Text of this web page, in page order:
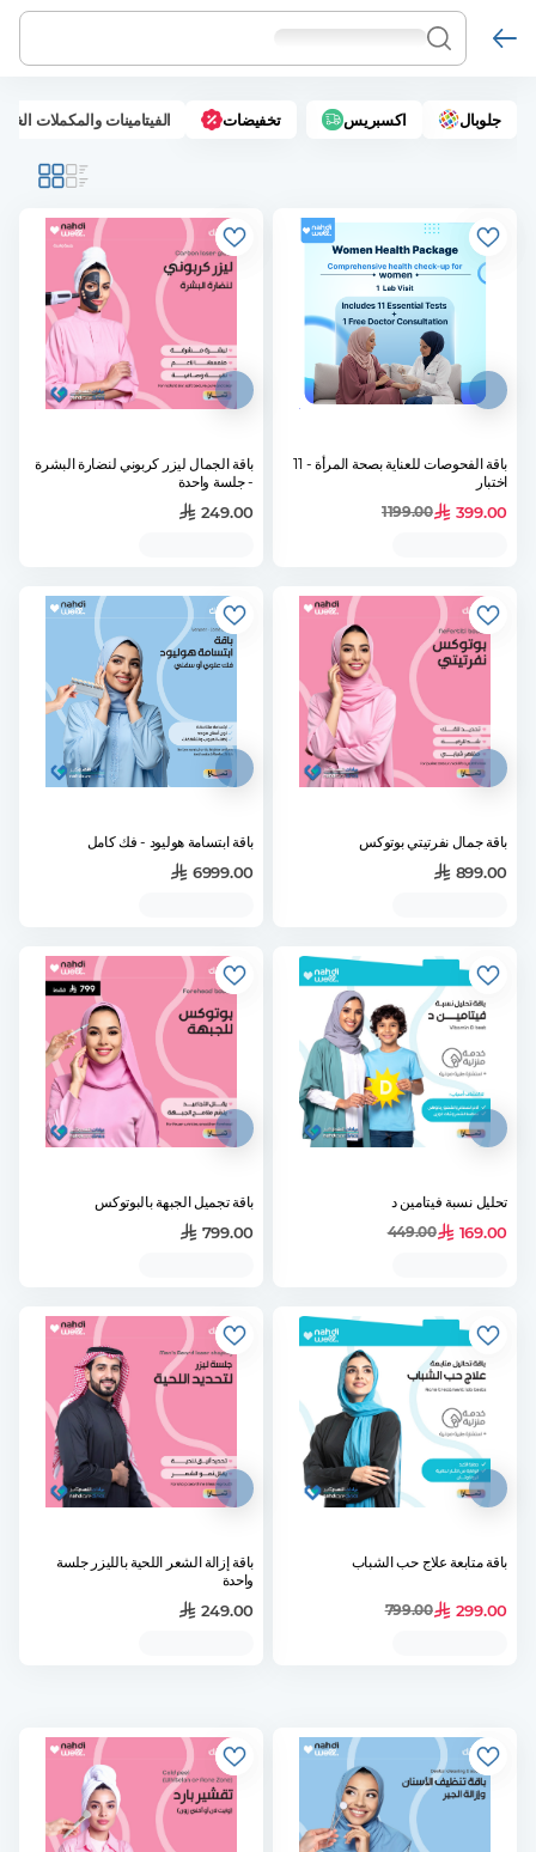
جلوبال اكسبريس تخفيضات الفيتامينات والمكملات
باقة الفحوصات للعناية بصحة المرأة - 11
اختبار
399.00
1199.00
باقة الجمال ليزر كربوني لنضارة البشرة
- جلسة واحدة
249.00
باقة جمال نفرتيتي بوتوكس
899.00
باقة ابتسامة هوليود - فك كامل
6999.00
تحليل نسبة فيتامين د
169.00
449.00
باقة تجميل الجبهة بالبوتوكس
799.00
باقة متابعة علاج حب الشباب
299.00
799.00
باقة إزالة الشعر اللحية بالليزر جلسة
واحدة
249.00